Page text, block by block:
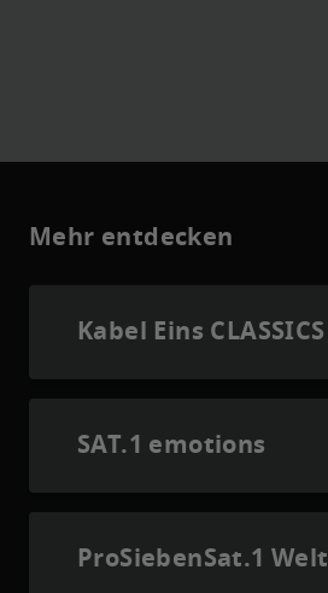
Mehr entdecken
Kabel Eins CLASSICS
SAT.1 emotions
ProSiebenSat.1 Welt